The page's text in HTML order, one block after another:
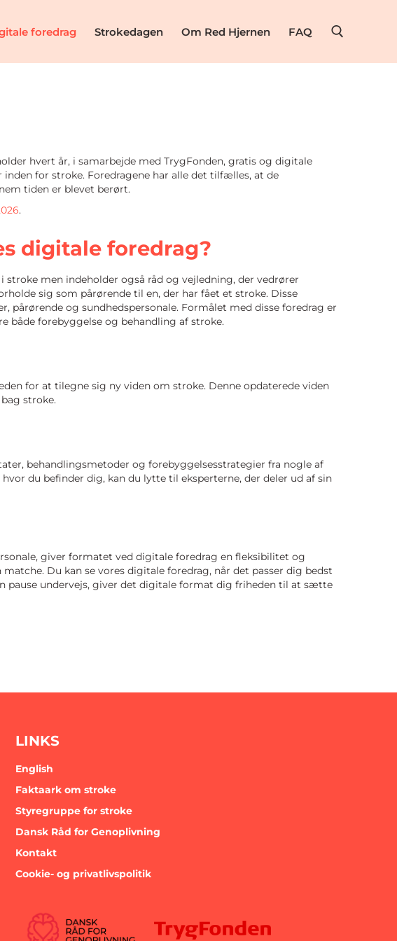
foredrag Strokedagen Om Red Hjernen FAQ
hvert år, i samarbejde med TrygFonden, gratis og digitale
for stroke. Foredragene har alle det tilfælles, at de
tiden er blevet berørt.
.
digitale foredrag?
men indeholder også råd og vejledning, der vedrører
sig som pårørende til en, der har fået et stroke. Disse
pårørende og sundhedspersonale. Formålet med disse foredrag er
både forebyggelse og behandling af stroke.
for at tilegne sig ny viden om stroke. Denne opdaterede viden
stroke.
behandlingsmetoder og forebyggelsesstrategier fra nogle af
du befinder dig, kan du lytte til eksperterne, der deler ud af sin
giver formatet ved digitale foredrag en fleksibilitet og
Du kan se vores digitale foredrag, når det passer dig bedst
pause undervejs, giver det digitale format dig friheden til at sætte
LINKS
English
Faktaark om stroke
Styregruppe for stroke
Dansk Råd for Genoplivning
Kontakt
Cookie- og privatlivspolitik